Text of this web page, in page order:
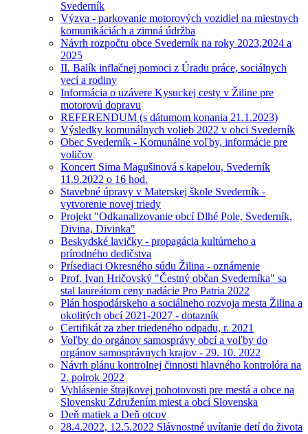
Svederník
Výzva - parkovanie motorových vozidiel na miestnych
komunikáciách a zimná údržba
Návrh rozpočtu obce Svederník na roky 2023,2024 a
2025
II. Balík inflačnej pomoci z Úradu práce, sociálnych
vecí a rodiny
Informácia o uzávere Kysuckej cesty v Žiline pre
motorovú dopravu
REFERENDUM (s dátumom konania 21.1.2023)
Výsledky komunálnych volieb 2022 v obci Svederník
Obec Svederník - Komunálne voľby, informácie pre
voličov
Koncert Sima Magušinová s kapelou, Svederník
11.9.2022 o 16 hod.
Stavebné úpravy v Materskej škole Svederník -
vytvorenie novej triedy
Projekt "Odkanalizovanie obcí Dlhé Pole, Svederník,
Divina, Divinka"
Beskydské lavičky - propagácia kultúrneho a
prírodného dedičstva
Prísediaci Okresného súdu Žilina - oznámenie
Prof. Ivan Hričovský "Čestný občan Svederníka" sa
stal laureátom ceny nadácie Pro Patria 2022
Plán hospodárskeho a sociálneho rozvoja mesta Žilina a
okolitých obcí 2021-2027 - dotazník
Certifikát za zber triedeného odpadu, r. 2021
Voľby do orgánov samosprávy obcí a voľby do
orgánov samosprávnych krajov - 29. 10. 2022
Návrh plánu kontrolnej činnosti hlavného kontrolóra na
2. polrok 2022
Vyhlásenie štrajkovej pohotovosti pre mestá a obce na
Slovensku Združením miest a obcí Slovenska
Deň matiek a Deň otcov
28.4.2022, 12.5.2022 Slávnostné uvítanie detí do života